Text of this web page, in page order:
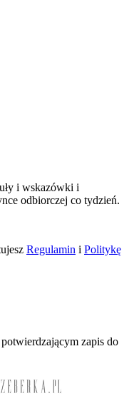
i wskazówki i
odbiorczej co tydzień.
Regulamin i Politykę
zapis do